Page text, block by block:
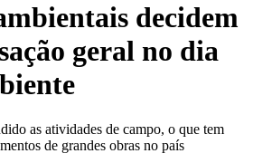
decidem
geral no dia
as atividades de campo, o que tem
de grandes obras no país